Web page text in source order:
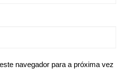
navegador para a próxima vez